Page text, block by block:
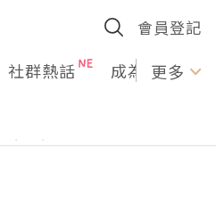
會員登記
社群熱話 成為U更多